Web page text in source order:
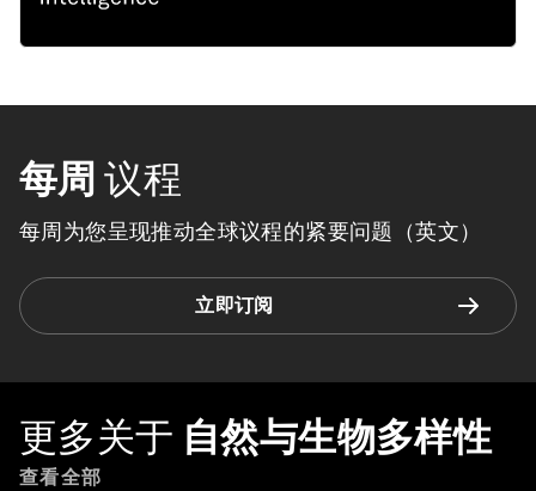
每周 议程
每周为您呈现推动全球议程的紧要问题（英文）
立即订阅
更多关于 自然与生物多样性
查看全部